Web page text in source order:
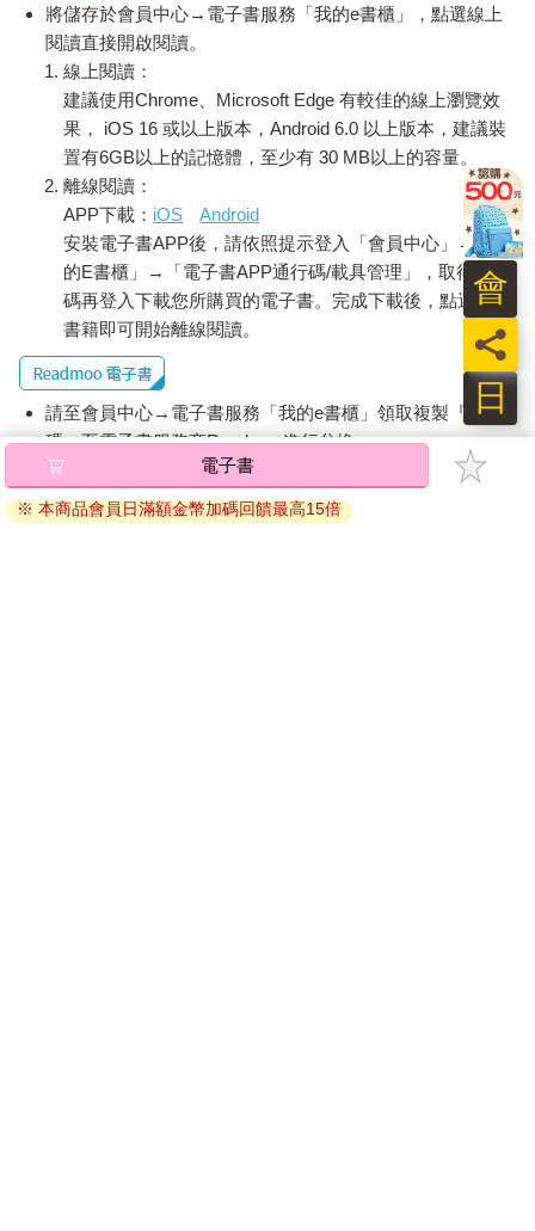
將儲存於會員中心→電子書服務「我的e書櫃」，點選線上
閱讀直接開啟閱讀。
線上閱讀：
建議使用Chrome、Microsoft Edge 有較佳的線上瀏覽效
果， iOS 16 或以上版本，Android 6.0 以上版本，建議裝
置有6GB以上的記憶體，至少有 30 MB以上的容量。
離線閱讀：
APP下載： iOS
Android
安裝電子書APP後，請依照提示登入「會員中心」→「我
的E書櫃」→「電子書APP通行碼/載具管理」，取得通行
碼再登入下載您所購買的電子書。完成下載後，點選任一
書籍即可開始離線閱讀。
請至會員中心→電子書服務「我的e書櫃」領取複製『兌換
碼』至電子書服務商Readmoo進行兌換。
退換貨須知：
因版權保護，您在金石堂所購買的電子書僅能以金石堂專屬
電子書
※ 本商品會員日滿額金幣加碼回饋最高15倍
日
員
會